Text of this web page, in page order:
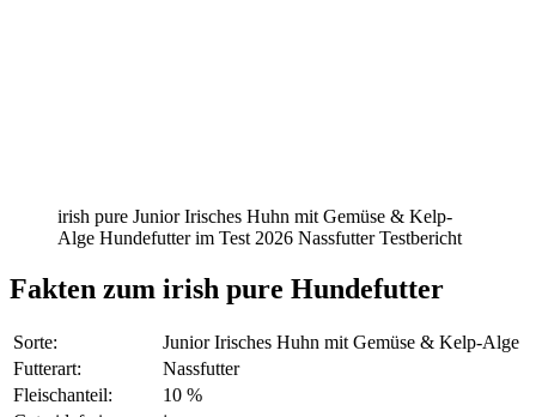
irish pure Junior Irisches Huhn mit Gemüse & Kelp-
Alge Hundefutter im Test 2026 Nassfutter Testbericht
Fakten zum irish pure Hundefutter
Sorte:
Junior Irisches Huhn mit Gemüse & Kelp-Alge
Futterart:
Nassfutter
Fleischanteil:
10 %